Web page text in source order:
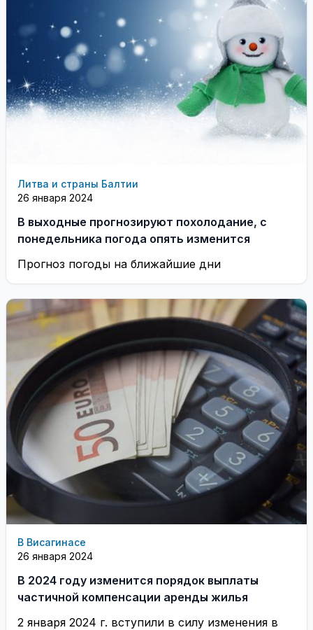
Литва и страны Балтии
26 января 2024
В выходные прогнозируют похолодание, с
понедельника погода опять изменится
Прогноз погоды на ближайшие дни
В Висагинасе
26 января 2024
В 2024 году изменится порядок выплаты
частичной компенсации аренды жилья
2 января 2024 г. вступили в силу изменения в